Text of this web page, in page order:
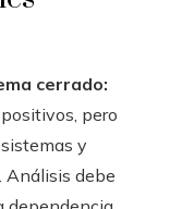
cerrado:
pero
y
Análisis debe